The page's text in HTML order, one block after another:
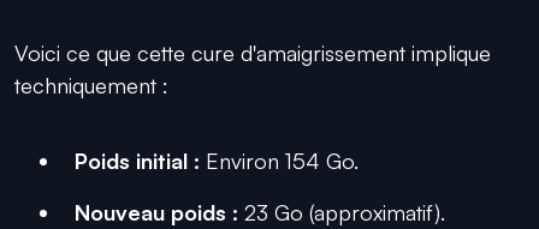
Voici ce que cette cure d'amaigrissement implique
techniquement :
Poids initial : Environ 154 Go.
Nouveau poids : 23 Go (approximatif).